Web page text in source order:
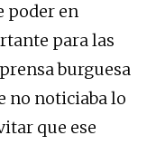
poder en
para las
burguesa
no noticiaba lo
que ese